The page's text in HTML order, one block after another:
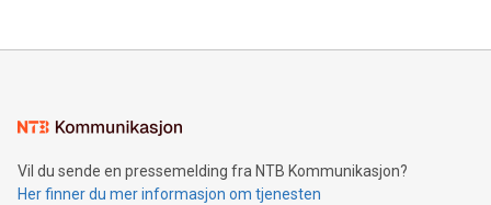
Vil du sende en pressemelding fra NTB Kommunikasjon?
Her finner du mer informasjon om tjenesten